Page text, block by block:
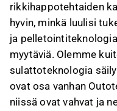
rikkihappotehtaiden
hyvin, minkä luulisi
ja
myytäviä. Olemme
sulattoteknologia
ovat osa vanhan
niissä ovat vahvat ja